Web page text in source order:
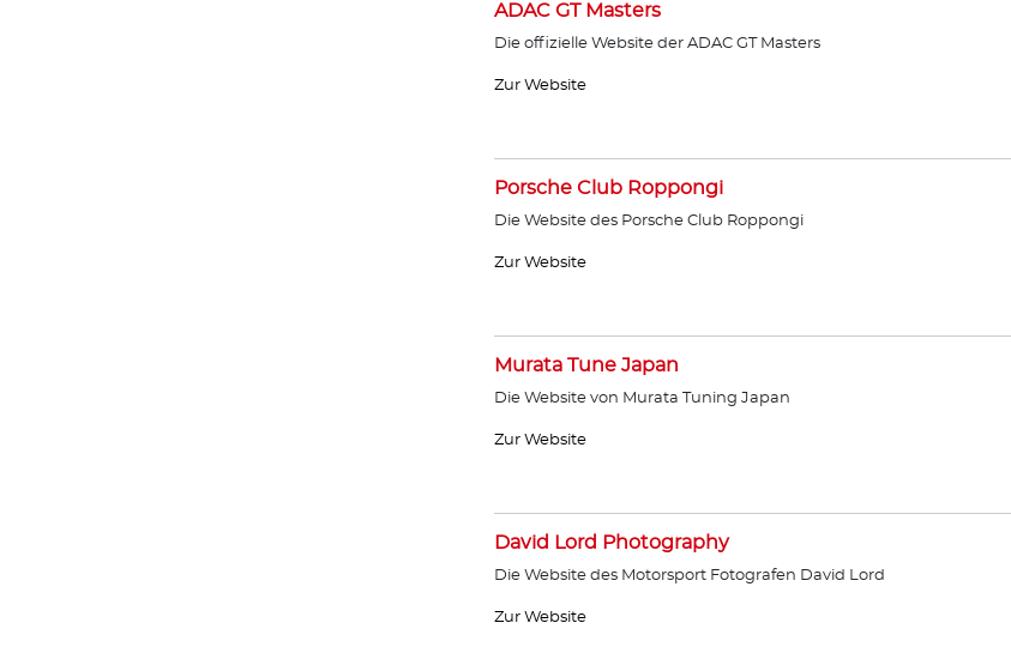
ADAC GT Masters
Die offizielle Website der ADAC GT Masters
Zur Website
Porsche Club Roppongi
Die Website des Porsche Club Roppongi
Zur Website
Murata Tune Japan
Die Website von Murata Tuning Japan
Zur Website
David Lord Photography
Die Website des Motorsport Fotografen David Lord
Zur Website